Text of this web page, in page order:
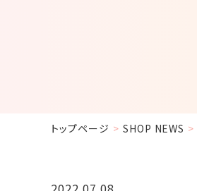
トップページ SHOP NEWS